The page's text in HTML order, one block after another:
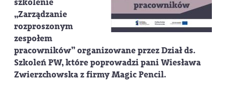
„Zarządzanie
rozproszonym
zespołem
pracowników” organizowane przez Dział ds.
Szkoleń PW, które poprowadzi pani Wiesława
Zwierzchowska z firmy Magic Pencil.